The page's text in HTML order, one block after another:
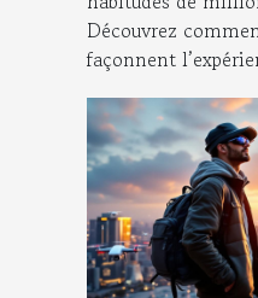
Découvrez
façonnent